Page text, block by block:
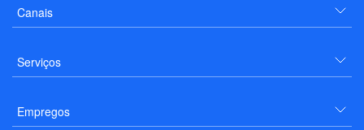
Canais
Serviços
Empregos